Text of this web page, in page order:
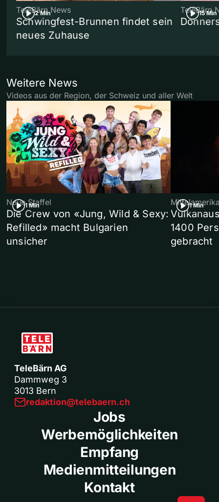
2 Min
TeleBärn News
Schwingfest-Brunnen findet sein
neues Zuhause
15 Min
TeleBärn
Weitere News
Videos aus der Region, der Schweiz und aller Welt
1 Min
Neue Staffel
Die Crew von «Jung, Wild & Sexy:
Refilled» macht Bulgarien
unsicher
1 Min
1400
gebracht
TeleBärn AG
Dammweg 3
3013 Bern
redaktion@telebaern.ch
Jobs
Werbemöglichkeiten
Empfang
Medienmitteilungen
Kontakt